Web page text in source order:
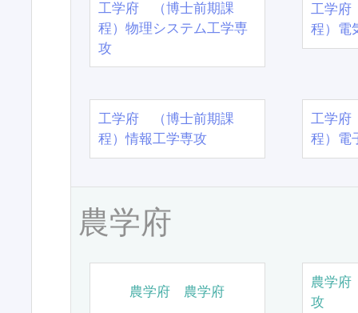
工学府 （博士前期課
程）物理システム工学専
攻
工学
程）電
工学府 （博士前期課
程）情報工学専攻
工学
程）電
農学府
農学府 農学府
農学
攻